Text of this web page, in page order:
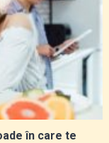
în care te